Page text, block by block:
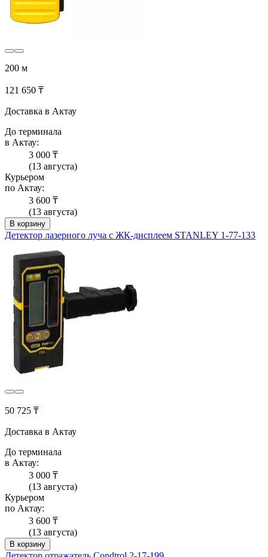
200 м
121 650 ₸
Доставка в Актау
До терминала
в Актау:
3 000 ₸
(13 августа)
Курьером
по Актау:
3 600 ₸
(13 августа)
В корзину
Детектор лазерного луча с ЖК-дисплеем STANLEY 1-77-133
50 725 ₸
Доставка в Актау
До терминала
в Актау:
3 000 ₸
(13 августа)
Курьером
по Актау:
3 600 ₸
(13 августа)
В корзину